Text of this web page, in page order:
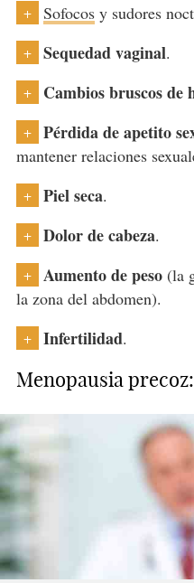
+ Sofocosy sudores
+ Sequedad vaginal.
+ Cambios bruscos de
+ Pérdida de apetito
mantener relaciones
+ Piel seca.
+ Dolor de cabeza.
+ Aumento de peso(la
la zona del abdomen).
+ Infertilidad.
Menopausia